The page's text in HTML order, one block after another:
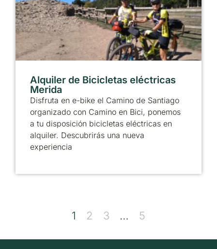
Alquiler de Bicicletas eléctricas
Merida
Disfruta en e-bike el Camino de Santiago
organizado con Camino en Bici, ponemos
a tu disposición bicicletas eléctricas en
alquiler. Descubrirás una nueva
experiencia
1 2 3 … 5